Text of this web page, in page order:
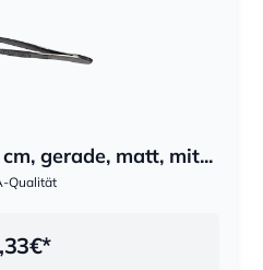
gerade, matt, mit...
Qualität
€*